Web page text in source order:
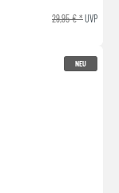
29,95 € *UVP
NEU